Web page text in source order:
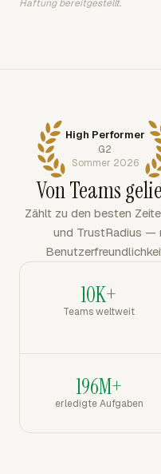
Haftung bereitgestellt.
High Performer
G2
Sommer 2026
Von Teams
Zählt zu den besten
und TrustRadius —
10K+
Teams weltweit
196M+
erledigte Aufgaben